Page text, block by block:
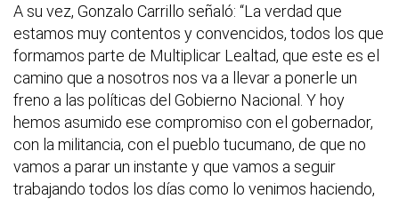
A su vez, Gonzalo Carrillo señaló: “La verdad que
estamos muy contentos y convencidos, todos los que
formamos parte de Multiplicar Lealtad, que este es el
camino que a nosotros nos va a llevar a ponerle un
freno a las políticas del Gobierno Nacional. Y hoy
hemos asumido ese compromiso con el gobernador,
con la militancia, con el pueblo tucumano, de que no
vamos a parar un instante y que vamos a seguir
trabajando todos los días como lo venimos haciendo,